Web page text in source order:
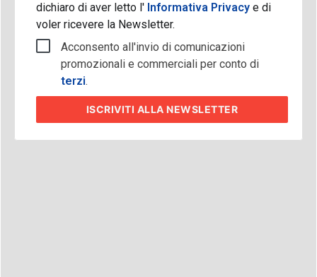
dichiaro di aver letto l'Informativa Privacy e di
voler ricevere la Newsletter.
Acconsento all'invio di comunicazioni
promozionali e commerciali per conto di
terzi.
ISCRIVITI ALLA NEWSLETTER